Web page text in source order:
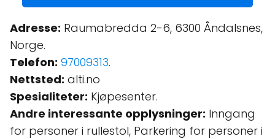
Adresse: Raumabredda 2-6, 6300 Åndalsnes,
Norge.
Telefon: 97009313.
Nettsted: alti.no
Spesialiteter: Kjøpesenter.
Andre interessante opplysninger: Inngang
for personer i rullestol, Parkering for personer i